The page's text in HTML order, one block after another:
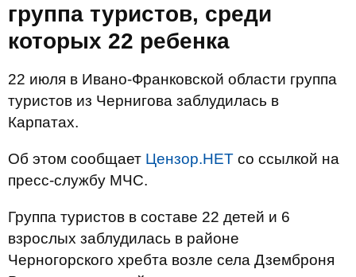
группа туристов, среди
которых 22 ребенка
22 июля в Ивано-Франковской области группа
туристов из Чернигова заблудилась в
Карпатах.
Об этом сообщает Цензор.НЕТ со ссылкой на
пресс-службу МЧС.
Группа туристов в составе 22 детей и 6
взрослых заблудилась в районе
Черногорского хребта возле села Дземброня